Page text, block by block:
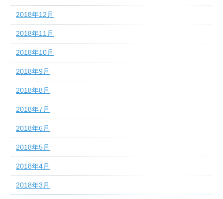
2018年12月
2018年11月
2018年10月
2018年9月
2018年8月
2018年7月
2018年6月
2018年5月
2018年4月
2018年3月